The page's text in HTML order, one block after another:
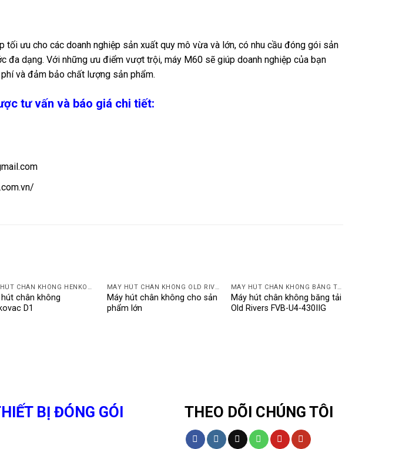
tối ưu cho các doanh nghiệp sản xuất quy mô vừa và lớn, có nhu cầu đóng gói sản
đa dạng. Với những ưu điểm vượt trội, máy M60 sẽ giúp doanh nghiệp của bạn
và đảm bảo chất lượng sản phẩm.
tư vấn và báo giá chi tiết:
MÁY HÚT CHÂN KHÔNG HENKOVAC
hút chân không
D1
MÁY HÚT CHÂN KHÔNG OLD RIVERS
Máy hút chân không cho sản
phẩm lớn
MÁY HÚT CHÂN KHÔNG BĂNG TẢI OLD RIVERS
Máy hút chân không băng tải
Old Rivers FVB-U4-430IIG
BỊ ĐÓNG GÓI THEO DÕI CHÚNG TÔI